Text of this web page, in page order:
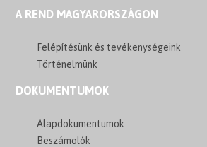
A REND MAGYARORSZÁGON
Felépítésünk és tevékenységeink
Történelmünk
DOKUMENTUMOK
Alapdokumentumok
Beszámolók